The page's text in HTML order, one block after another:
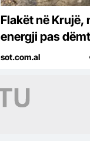
Flakët në Krujë,
energji pas
tensionit, vijon
sot.com.al